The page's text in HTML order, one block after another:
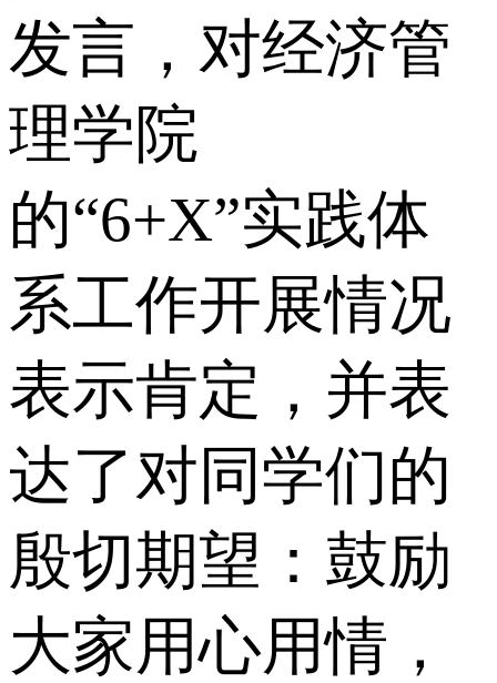
发言，对经济管
理学院
的“6+X”实践体
系工作开展情况
表示肯定，并表
达了对同学们的
殷切期望：鼓励
大家用心用情，